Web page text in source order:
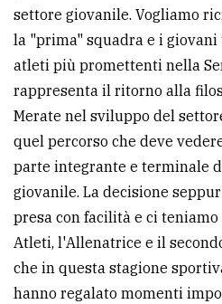
settore giovanile. Vogliamo
la "prima" squadra e i
atleti più promettenti nella
rappresenta il ritorno alla
Merate nel sviluppo del
quel percorso che deve
parte integrante e terminale
giovanile. La decisione
presa con facilità e ci
Atleti, l'Allenatrice e il
che in questa stagione
hanno regalato momenti